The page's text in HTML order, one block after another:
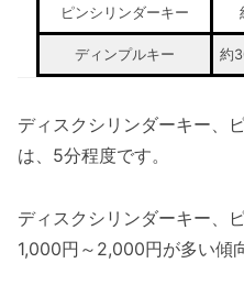
ピンシリンダーキー
ディンプルキー 約
ディスクシリンダーキー、
は、5分程度です。
ディスクシリンダーキー、
1,000円～2,000円が多い傾